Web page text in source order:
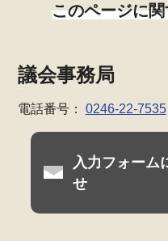
このページに
議会事務局
電話番号： 0246-22-7535
入力フォーム
せ